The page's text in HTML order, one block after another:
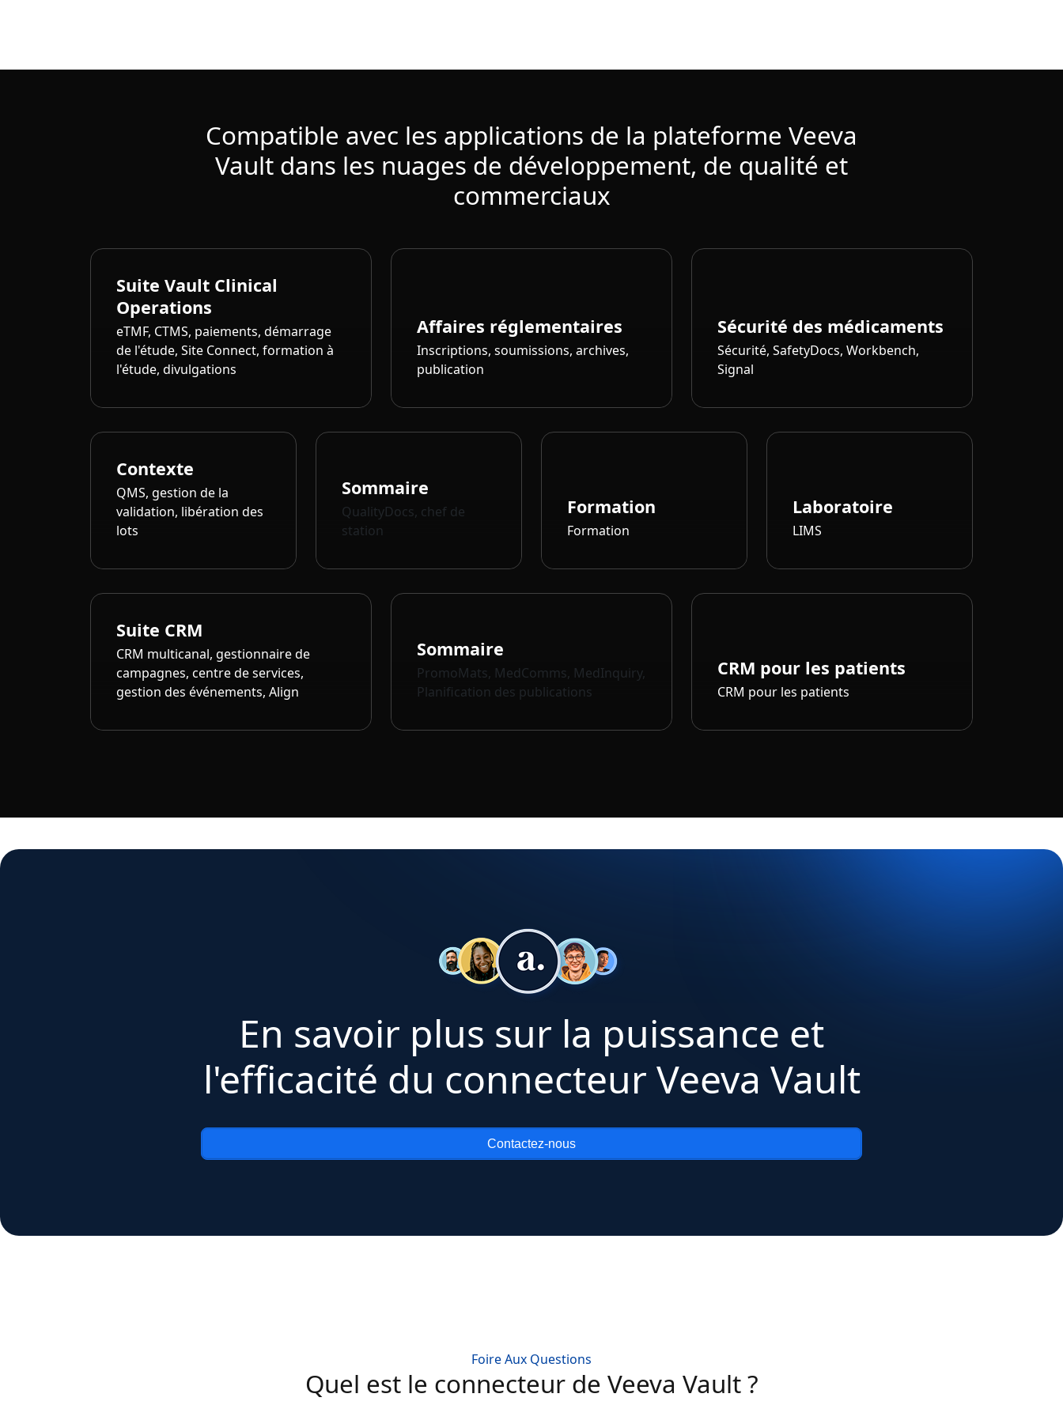
Compatible avec les applications de la plateforme Veeva
Vault dans les nuages de développement, de qualité et
commerciaux
Suite Vault Clinical
Operations
eTMF, CTMS, paiements, démarrage
de l'étude, Site Connect, formation à
l'étude, divulgations
Affaires réglementaires
Inscriptions, soumissions, archives,
publication
Sécurité des médicaments
Sécurité, SafetyDocs, Workbench,
Signal
Contexte
QMS, gestion de la
validation, libération des
lots
Sommaire
QualityDocs, chef de
station
Formation
Formation
Laboratoire
LIMS
Suite CRM
CRM multicanal, gestionnaire de
campagnes, centre de services,
gestion des événements, Align
Sommaire
PromoMats, MedComms, MedInquiry,
Planification des publications
CRM pour les patients
CRM pour les patients
En savoir plus sur la puissance et
l'efficacité du connecteur Veeva Vault
Contactez-nous
Foire Aux Questions
Quel est le connecteur de Veeva Vault ?